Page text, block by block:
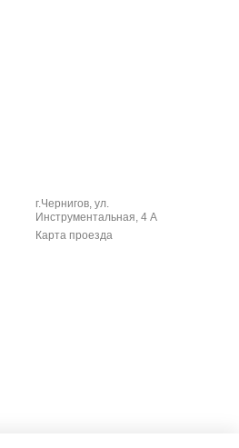
г.Чернигов, ул.
Инструментальная, 4 А
Карта проезда